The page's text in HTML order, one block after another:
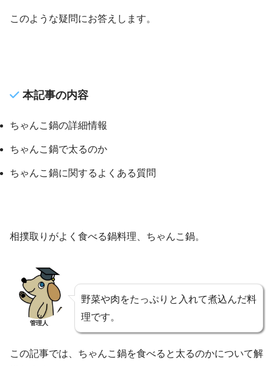
このような疑問にお答えします。
本記事の内容
ちゃんこ鍋の詳細情報
ちゃんこ鍋で太るのか
ちゃんこ鍋に関するよくある質問
相撲取りがよく食べる鍋料理、ちゃんこ鍋。
管理人
野菜や肉をたっぷりと入れて煮込んだ料
理です。
この記事では、ちゃんこ鍋を食べると太るのかについて解